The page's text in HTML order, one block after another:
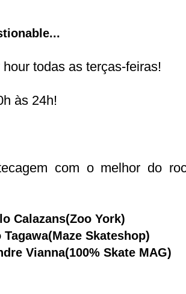
hour todas as terças-feiras!
às 24h!
com o melhor do
Calazans(Zoo York)
Tagawa(Maze Skateshop)
Vianna(100% Skate MAG)